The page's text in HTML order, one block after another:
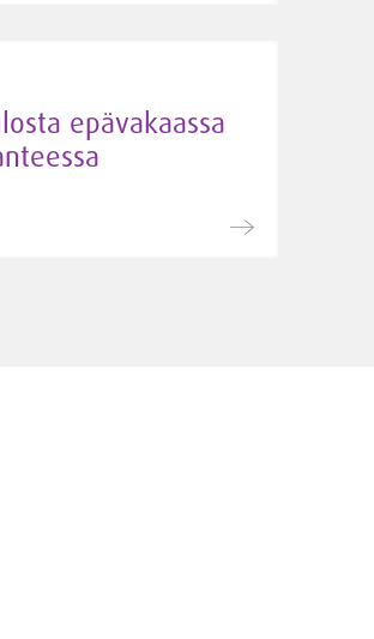
epävakaassa